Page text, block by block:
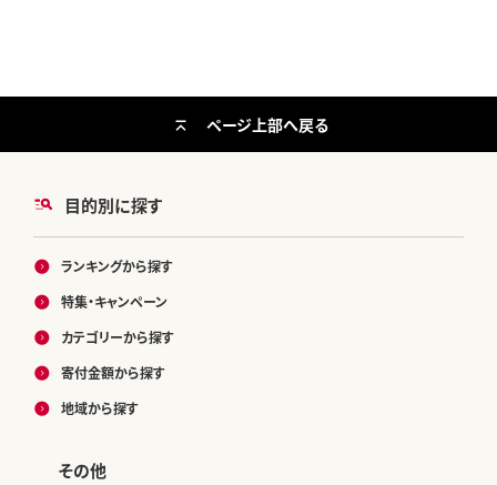
目的別に探す
ランキングから探す
特集・キャンペーン
カテゴリーから探す
寄付金額から探す
地域から探す
その他
ページ上部へ戻る